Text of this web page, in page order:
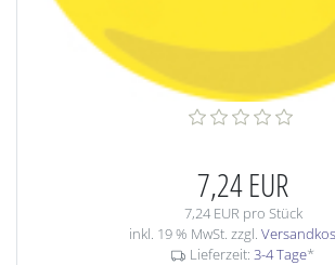
7,24 EUR
7,24 EUR pro Stück
inkl. 19 % MwSt. zzgl.
Lieferzeit: 3-4 Tage*